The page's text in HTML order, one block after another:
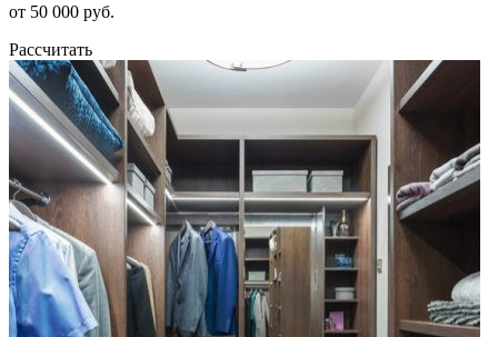
от 50 000 руб.
Рассчитать